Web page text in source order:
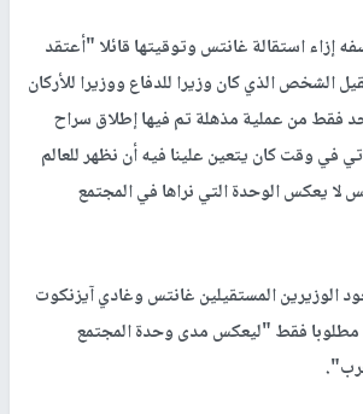
استقالة غانتس وتوقيتها قائلا "أعتقد
الشخص الذي كان وزيرا للدفاع ووزيرا للأركان
فقط من عملية مذهلة تم فيها إطلاق سراح
في وقت كان يتعين علينا فيه أن نظهر للعالم
لا يعكس الوحدة التي نراها في المجتمع
الوزيرين المستقيلين غانتس وغادي آيزنكوت
فقط "ليعكس مدى وحدة المجتمع